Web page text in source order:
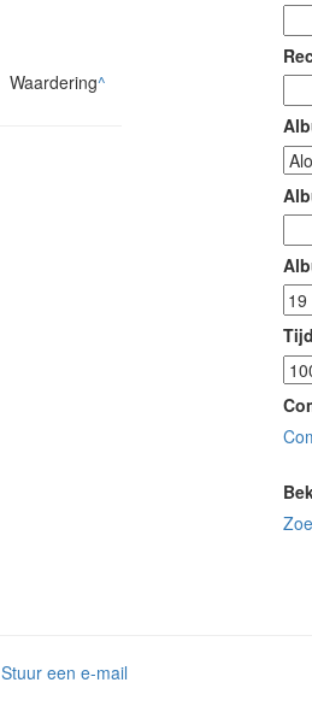
Waardering^
Stuur een e-mail